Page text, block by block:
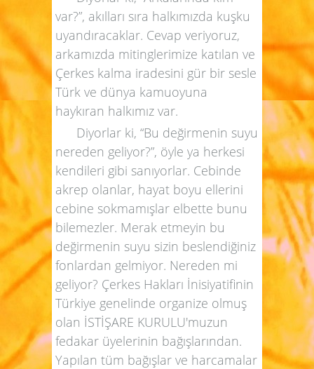
var?”, akılları sıra halkımızda kuşku
uyandıracaklar. Cevap veriyoruz,
arkamızda mitinglerimize katılan ve
Çerkes kalma iradesini gür bir sesle
Türk ve dünya kamuoyuna
haykıran halkımız var.
Diyorlar ki, “Bu değirmenin suyu
nereden geliyor?”, öyle ya herkesi
kendileri gibi sanıyorlar. Cebinde
akrep olanlar, hayat boyu ellerini
cebine sokmamışlar elbette bunu
bilemezler. Merak etmeyin bu
değirmenin suyu sizin beslendiğiniz
fonlardan gelmiyor. Nereden mi
geliyor? Çerkes Hakları İnisiyatifinin
Türkiye genelinde organize olmuş
olan İSTİŞARE KURULU'muzun
fedakar üyelerinin bağışlarından.
Yapılan tüm bağışlar ve harcamalar